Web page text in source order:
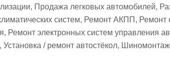
Продажа легковых автомобилей,
систем, Ремонт АКПП, Ремонт
Ремонт электронных систем управления
Установка / ремонт автостёкол, Шиномонтаж